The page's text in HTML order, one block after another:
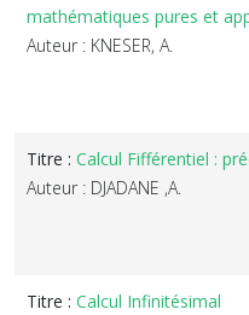
mathématiques pures et
Auteur : KNESER, A.
Titre : Calcul Fifférentiel :
Auteur : DJADANE ,A.
Titre : Calcul Infinitésimal